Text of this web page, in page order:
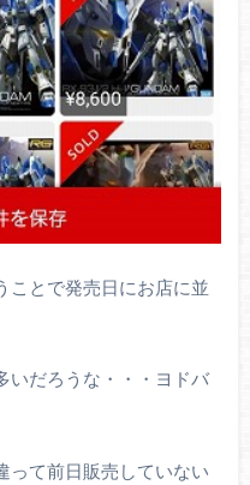
ことで発売日にお店に並
いだろうな・・・ヨドバ
って前日販売していない